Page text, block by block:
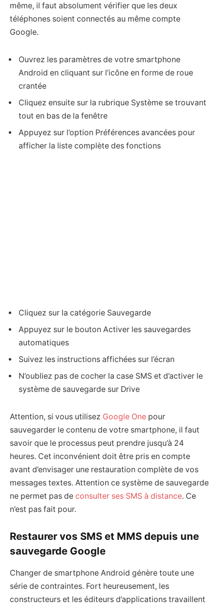
même, il faut absolument vérifier que les deux
téléphones soient connectés au même compte
Google.
Ouvrez les paramètres de votre smartphone
Android en cliquant sur l’icône en forme de roue
crantée
Cliquez ensuite sur la rubrique Système se trouvant
tout en bas de la fenêtre
Appuyez sur l’option Préférences avancées pour
afficher la liste complète des fonctions
Cliquez sur la catégorie Sauvegarde
Appuyez sur le bouton Activer les sauvegardes
automatiques
Suivez les instructions affichées sur l’écran
N’oubliez pas de cocher la case SMS et d’activer le
système de sauvegarde sur Drive
Attention, si vous utilisez Google One pour
sauvegarder le contenu de votre smartphone, il faut
savoir que le processus peut prendre jusqu’à 24
heures. Cet inconvénient doit être pris en compte
avant d’envisager une restauration complète de vos
messages textes. Attention ce système de sauvegarde
ne permet pas de consulter ses SMS à distance. Ce
n’est pas fait pour.
Restaurer vos SMS et MMS depuis une
sauvegarde Google
Changer de smartphone Android génère toute une
série de contraintes. Fort heureusement, les
constructeurs et les éditeurs d’applications travaillent